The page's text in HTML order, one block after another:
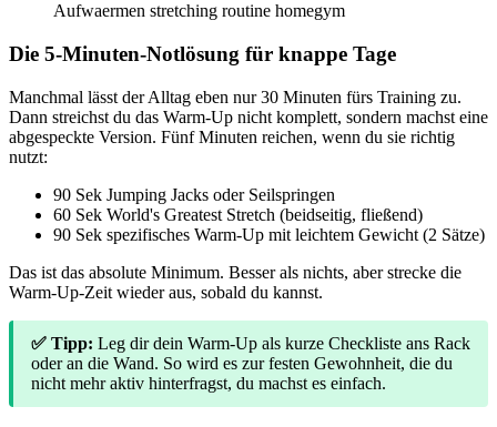
Aufwaermen stretching routine homegym
Die 5-Minuten-Notlösung für knappe Tage
Manchmal lässt der Alltag eben nur 30 Minuten fürs Training zu.
Dann streichst du das Warm-Up nicht komplett, sondern machst eine
abgespeckte Version. Fünf Minuten reichen, wenn du sie richtig
nutzt:
90 Sek Jumping Jacks oder Seilspringen
60 Sek World's Greatest Stretch (beidseitig, fließend)
90 Sek spezifisches Warm-Up mit leichtem Gewicht (2 Sätze)
Das ist das absolute Minimum. Besser als nichts, aber strecke die
Warm-Up-Zeit wieder aus, sobald du kannst.
✅ Tipp: Leg dir dein Warm-Up als kurze Checkliste ans Rack
oder an die Wand. So wird es zur festen Gewohnheit, die du
nicht mehr aktiv hinterfragst, du machst es einfach.